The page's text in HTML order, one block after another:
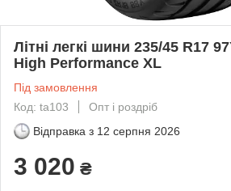
Літні легкі шини 235/45 R17
High Performance XL
Під замовлення
Код: ta103
Опт і роздріб
Відправка з 12 серпня 2026
3 020 ₴